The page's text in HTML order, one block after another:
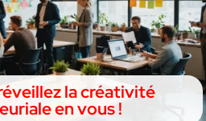
la créativité
en vous !